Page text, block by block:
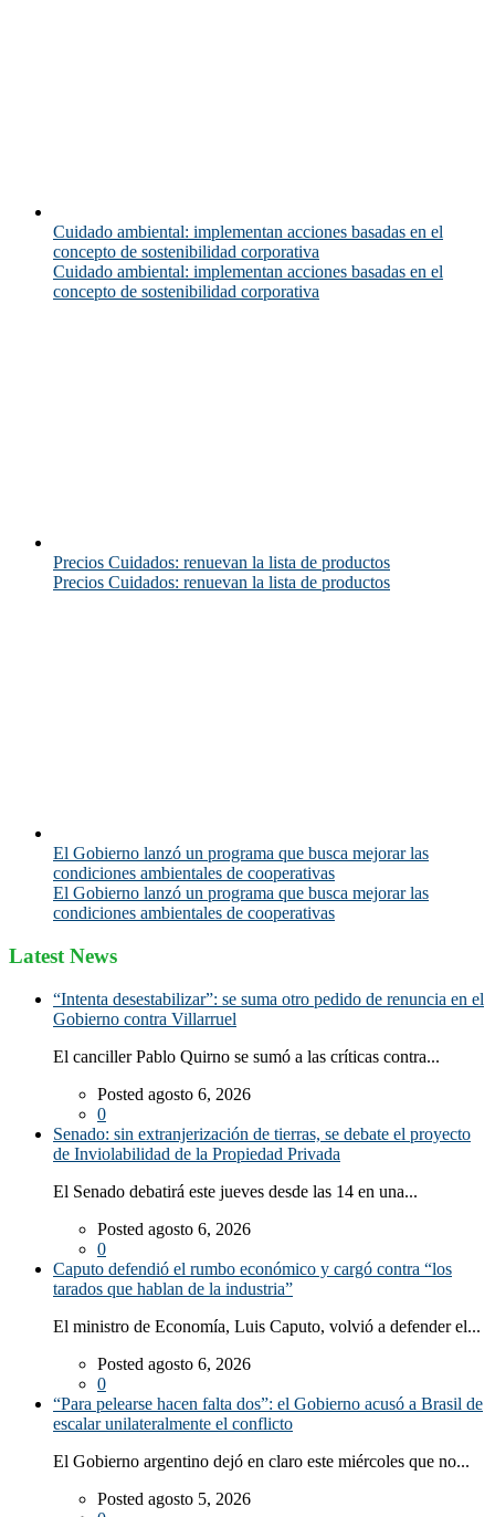
Cuidado ambiental: implementan acciones basadas en el
concepto de sostenibilidad corporativa
Cuidado ambiental: implementan acciones basadas en el
concepto de sostenibilidad corporativa
Precios Cuidados: renuevan la lista de productos
Precios Cuidados: renuevan la lista de productos
El Gobierno lanzó un programa que busca mejorar las
condiciones ambientales de cooperativas
El Gobierno lanzó un programa que busca mejorar las
condiciones ambientales de cooperativas
Latest News
“Intenta desestabilizar”: se suma otro pedido de renuncia en el
Gobierno contra Villarruel
El canciller Pablo Quirno se sumó a las críticas contra...
Posted agosto 6, 2026
0
Senado: sin extranjerización de tierras, se debate el proyecto
de Inviolabilidad de la Propiedad Privada
El Senado debatirá este jueves desde las 14 en una...
Posted agosto 6, 2026
0
Caputo defendió el rumbo económico y cargó contra “los
tarados que hablan de la industria”
El ministro de Economía, Luis Caputo, volvió a defender el...
Posted agosto 6, 2026
0
“Para pelearse hacen falta dos”: el Gobierno acusó a Brasil de
escalar unilateralmente el conflicto
El Gobierno argentino dejó en claro este miércoles que no...
Posted agosto 5, 2026